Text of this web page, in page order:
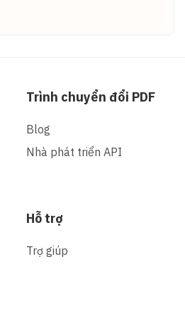
Trình chuyển đổi PDF
Blog
Nhà phát triển API
Hỗ trợ
Trợ giúp